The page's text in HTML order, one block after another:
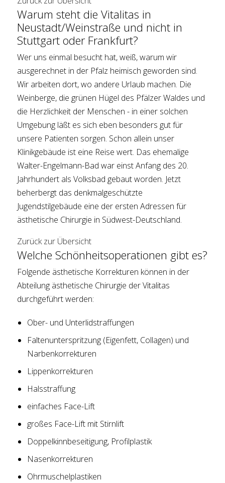
Warum steht die Vitalitas in
Neustadt/Weinstraße und nicht in
Stuttgart oder Frankfurt?
Wer uns einmal besucht hat, weiß, warum wir
ausgerechnet in der Pfalz heimisch geworden sind.
Wir arbeiten dort, wo andere Urlaub machen. Die
Weinberge, die grünen Hügel des Pfälzer Waldes und
die Herzlichkeit der Menschen - in einer solchen
Umgebung läßt es sich eben besonders gut für
unsere Patienten sorgen. Schon allein unser
Klinikgebäude ist eine Reise wert. Das ehemalige
Walter-Engelmann-Bad war einst Anfang des 20.
Jahrhundert als Volksbad gebaut worden. Jetzt
beherbergt das denkmalgeschützte
Jugendstilgebäude eine der ersten Adressen für
ästhetische Chirurgie in Südwest-Deutschland.
Zurück zur Übersicht
Welche Schönheitsoperationen gibt es?
Folgende ästhetische Korrekturen können in der
Abteilung ästhetische Chirurgie der Vitalitas
durchgeführt werden:
Ober- und Unterlidstraffungen
Faltenunterspritzung (Eigenfett, Collagen) und
Narbenkorrekturen
Lippenkorrekturen
Halsstraffung
einfaches Face-Lift
großes Face-Lift mit Stirnlift
Doppelkinnbeseitigung, Profilplastik
Nasenkorrekturen
Ohrmuschelplastiken